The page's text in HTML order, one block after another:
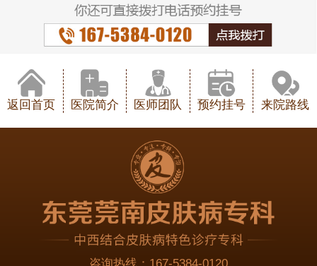
返回首页 医院简介 医师团队 预约挂号 来院路线